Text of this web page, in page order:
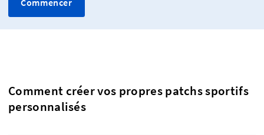
Commencer
Comment créer vos propres patchs sportifs
personnalisés